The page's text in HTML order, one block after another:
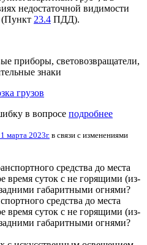
недостаточной видимости
(Пункт 23.4 ПДД).
приборы, световозвращатели,
знаки
грузов
в вопросе подробнее
марта 2023г. в связи с изменениями
средства до места
время суток с не горящими (из-
габаритными огнями?